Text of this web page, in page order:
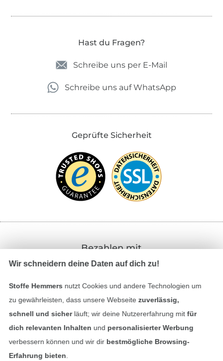
Hast du Fragen?
Schreibe uns per E-Mail
Schreibe uns auf WhatsApp
Geprüfte Sicherheit
Bezahlen mit
Unsere Versandpartner
Wir schneidern deine Daten auf dich zu!
Stoffe Hemmers nutzt Cookies und andere Technologien um
zu gewährleisten, dass unsere Webseite zuverlässig,
schnell und sicherläuft; wir deine Nutzererfahrung mitfür
dich relevanten Inhalten und personalisierter Werbung
verbessern können und wir dir bestmögliche Browsing-
Erfahrung bieten